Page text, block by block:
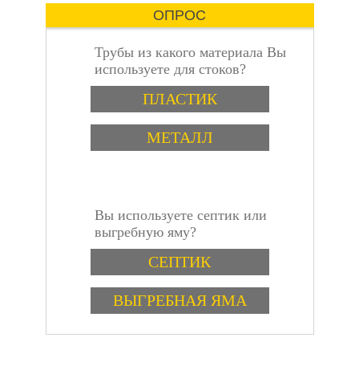
инструкция
ОПРОС
Трубы из какого материала Вы
используете для стоков?
ВариантыПЛАСТИК
МЕТАЛЛ
Вы используете септик или
выгребную яму?
ВариантыСЕПТИК
ВЫГРЕБНАЯ ЯМА